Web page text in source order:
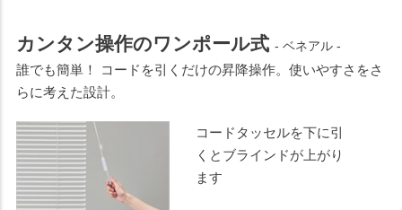
カンタン操作のワンポール式 - ベネアル -
誰でも簡単！ コードを引くだけの昇降操作。使いやすさをさ
らに考えた設計。
コードタッセルを下に引
くとブラインドが上がり
ます